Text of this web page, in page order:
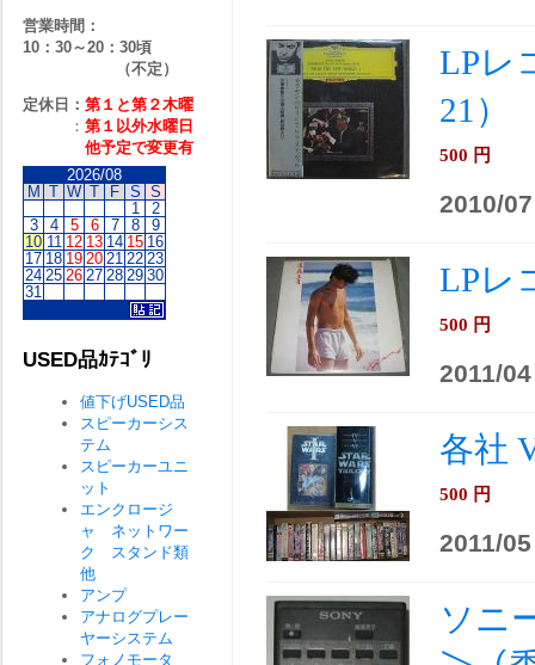
LPレ
21）
500 円
2010/07
LPレ
500 円
2011/04
各社
500 円
2011/05
ソニ
営業時間：
10：30～20：30頃
（不定）
定休日： 第１と第２木曜
： 第１以外水曜日
他予定で変更有
2026/08
M T W T F S S
1
2
3
4 5 6 7 8
9
10 11 12 13 14 15 16
17 18 19 20 21 22 23
24 25 26 27 28 29 30
31
USED品ｶﾃｺﾞﾘ
値下げUSED品
スピーカーシス
テム
スピーカーユニ
ット
エンクロージ
ャ ネットワー
ク スタンド類
他
アンプ
アナログプレー
ヤーシステム
フォノモータ